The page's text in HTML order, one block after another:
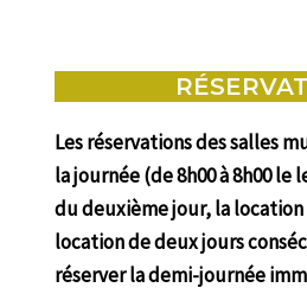
Les réservations des salles
la journée (de 8h00 à 8h00 le
du deuxième jour, la
location de deux jours
réserver la demi-journée